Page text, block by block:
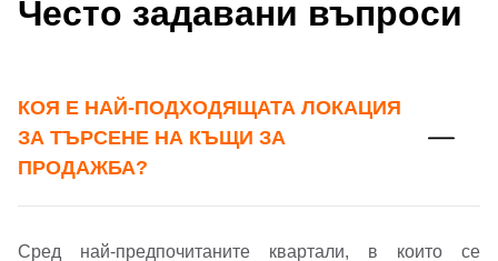
Често задавани въпроси
КОЯ Е НАЙ-ПОДХОДЯЩАТА ЛОКАЦИЯ
ЗА ТЪРСЕНЕ НА КЪЩИ ЗА
ПРОДАЖБА?
Сред най-предпочитаните квартали, в които се